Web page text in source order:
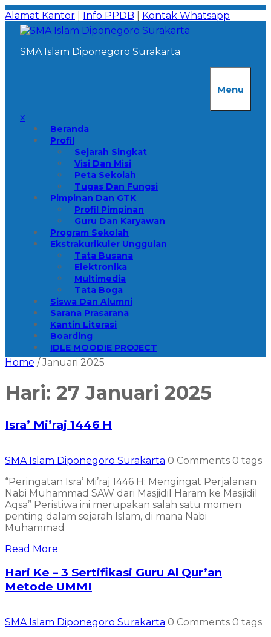
Skip
to
content
Alamat Kantor Info PPDB Kontak Whatsapp
SMA Islam Diponegoro Surakarta
Menu
x
Beranda
Profil
Sejarah Singkat
Visi Dan Misi
Peta Sekolah
Tugas Dan Fungsi
Pimpinan Dan GTK
Profil Pimpinan
Guru Dan Karyawan
Program Sekolah
Ekstrakurikuler Unggulan
Tata Busana
Elektronika
Multimedia
Tata Boga
Siswa Dan Alumni
Sarana Prasarana
Kantin Literasi
Boarding
IDLE MOODIE PROJECT
Home /Januari 2025
Hari: 27 Januari 2025
Isra’ Mi’raj 1446 H
SMA Islam Diponegoro Surakarta 0 Comments 0 tags
“Peringatan Isra’ Mi’raj 1446 H: Mengingat Perjalanan
Nabi Muhammad SAW dari Masjidil Haram ke Masjidil
Aqsa” Peristiwa ini merupakan salah satu momen
penting dalam sejarah Islam, di mana Nabi
Muhammad
Read More
Hari Ke – 3 Sertifikasi Guru Al Qur’an
Metode UMMI
SMA Islam Diponegoro Surakarta 0 Comments 0 tags